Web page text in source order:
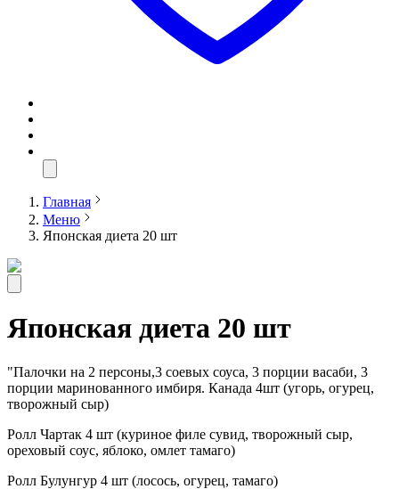
Главная
Меню
Японская диета 20 шт
Японская диета 20 шт
"Палочки на 2 персоны,3 соевых соуса, 3 порции васаби, 3
порции маринованного имбиря. Канада 4шт (угорь, огурец,
творожный сыр)
Ролл Чартак 4 шт (куриное филе сувид, творожный сыр,
ореховый соус, яблоко, омлет тамаго)
Ролл Булунгур 4 шт (лосось, огурец, тамаго)